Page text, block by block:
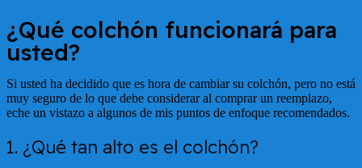
¿Qué colchón funcionará para
usted?
Si usted ha decidido que es hora de cambiar su colchón, pero no está
muy seguro de lo que debe considerar al comprar un reemplazo,
eche un vistazo a algunos de mis puntos de enfoque recomendados.
1. ¿Qué tan alto es el colchón?